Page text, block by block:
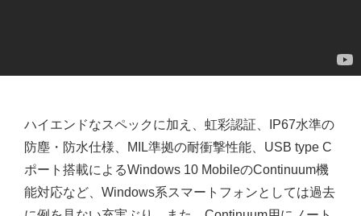
ハイエンドなスペックに加え、虹彩認証、IP67水準の
防塵・防水仕様、MIL準拠の耐衝撃性能、USB type C
ポート搭載によるWindows 10 MobileのContinuum機
能対応など、Windows系スマートフォンとしては過去